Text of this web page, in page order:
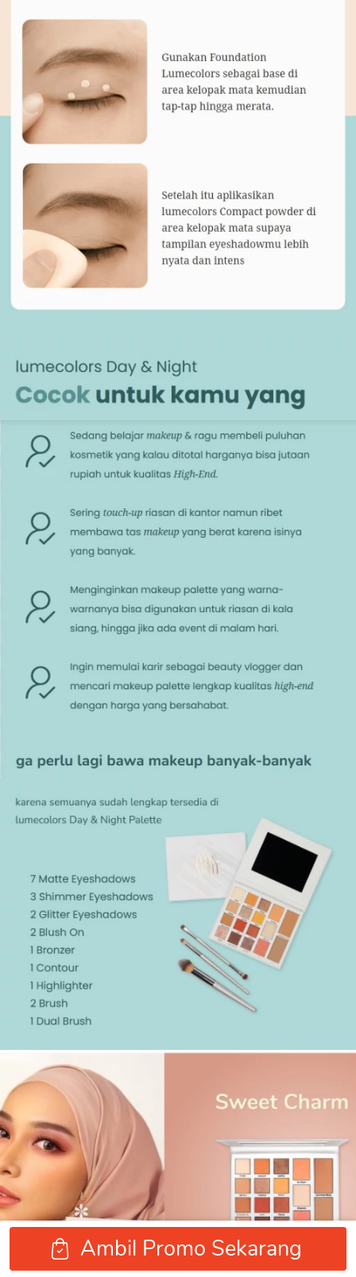
` Ambil Promo Sekarang